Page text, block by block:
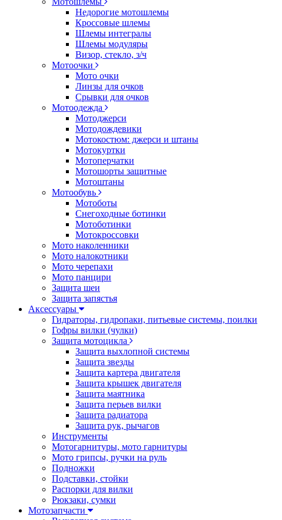
Недорогие мотошлемы
Кроссовые шлемы
Шлемы интегралы
Шлемы модуляры
Визор, стекло, з/ч
Мотоочки
Мото очки
Линзы для очков
Срывки для очков
Мотоодежда
Мотоджерси
Мотодождевики
Мотокостюм: джерси и штаны
Мотокуртки
Мотоперчатки
Мотошорты защитные
Мотоштаны
Мотообувь
Мотоботы
Снегоходные ботинки
Мотоботинки
Мотокроссовки
Мото наколенники
Мото налокотники
Мото черепахи
Мото панцири
Защита шеи
Защита запястья
Аксессуары
Гидраторы, гидропаки, питьевые системы, поилки
Гофры вилки (чулки)
Защита мотоцикла
Защита выхлопной системы
Защита звезды
Защита картера двигателя
Защита крышек двигателя
Защита маятника
Защита перьев вилки
Защита радиатора
Защита рук, рычагов
Инструменты
Мотогарнитуры, мото гарнитуры
Мото грипсы, ручки на руль
Подножки
Подставки, стойки
Распорки для вилки
Рюкзаки, сумки
Мотозапчасти